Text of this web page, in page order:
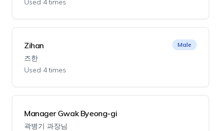
Used 4 times
Zihan
즈한
Used 4 times
Male
Manager Gwak Byeong-gi
곽병기 과장님